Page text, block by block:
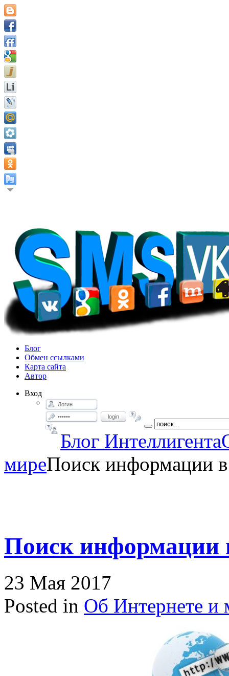
Блог
Обмен ссылками
Карта сайта
Автор
Вход
login
Блог Интеллигента
миреПоиск информации
Поиск информации
23 Мая 2017
Posted in Об Интернете и